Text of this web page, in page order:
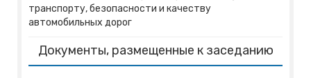
транспорту, безопасности и качеству
автомобильных дорог
Документы, размещенные к заседанию